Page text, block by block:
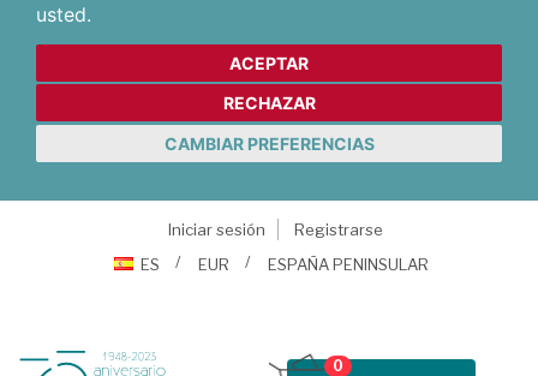
usted.
ACEPTAR
RECHAZAR
CAMBIAR PREFERENCIAS
Iniciar sesión
Registrarse
ES
EUR ESPAÑA PENINSULAR
0